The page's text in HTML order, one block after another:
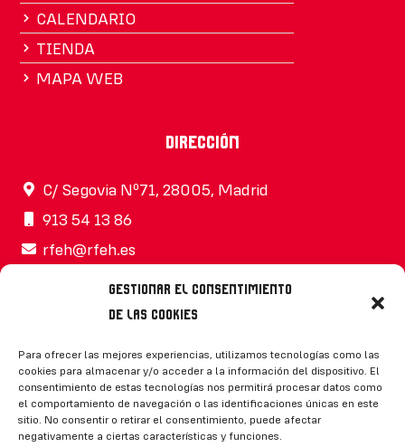
Gestionar el consentimiento
de las cookies
Para ofrecer las mejores experiencias, utilizamos tecnologías como las
cookies para almacenar y/o acceder a la información del dispositivo. El
consentimiento de estas tecnologías nos permitirá procesar datos como
el comportamiento de navegación o las identificaciones únicas en este
sitio. No consentir o retirar el consentimiento, puede afectar
negativamente a ciertas características y funciones.
CALENDARIO
TIENDA
MAPA WEB
Dirección
C/ Segovia Nº71, 28005, Madrid
913 54 13 86
rfeh@rfeh.es
Síguenos